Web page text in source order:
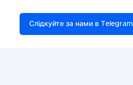
Слідкуйте за нами в Telegram